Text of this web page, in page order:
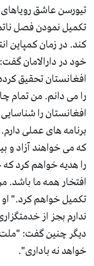
تیورسن عاشق
تکمیل نمودن فصل
کند. در زمان کمپاین
خود در دارالامان
افغانستان تحقیق
را می دانم. من تمام
افغانستان را
برنامه های عملی
که می خواهند آزاد و
را هدیه خواهم کرد
افتخار همه ما باشد.
تکمیل خواهم کرد."
ندارم بجز از
دیگر چنین گفت:
خواهد نه باداری".